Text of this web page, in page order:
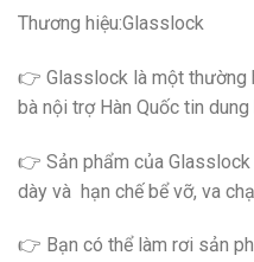
Thương hiệu:Glasslock
👉 Glasslock là một thường
bà nội trợ Hàn Quốc tin
👉 Sản phẩm của
dày và hạn chế bể vỡ, va
👉 Bạn có thể làm rơi sản